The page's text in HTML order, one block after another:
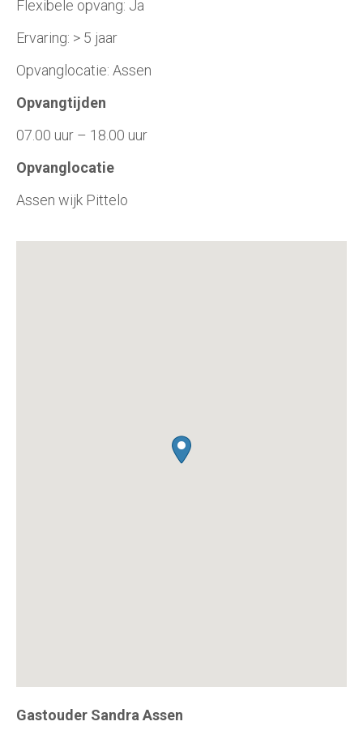
Flexibele opvang: Ja
Ervaring: > 5 jaar
Opvanglocatie: Assen
Opvangtijden
07.00 uur – 18.00 uur
Opvanglocatie
Assen wijk Pittelo
Gastouder Sandra Assen